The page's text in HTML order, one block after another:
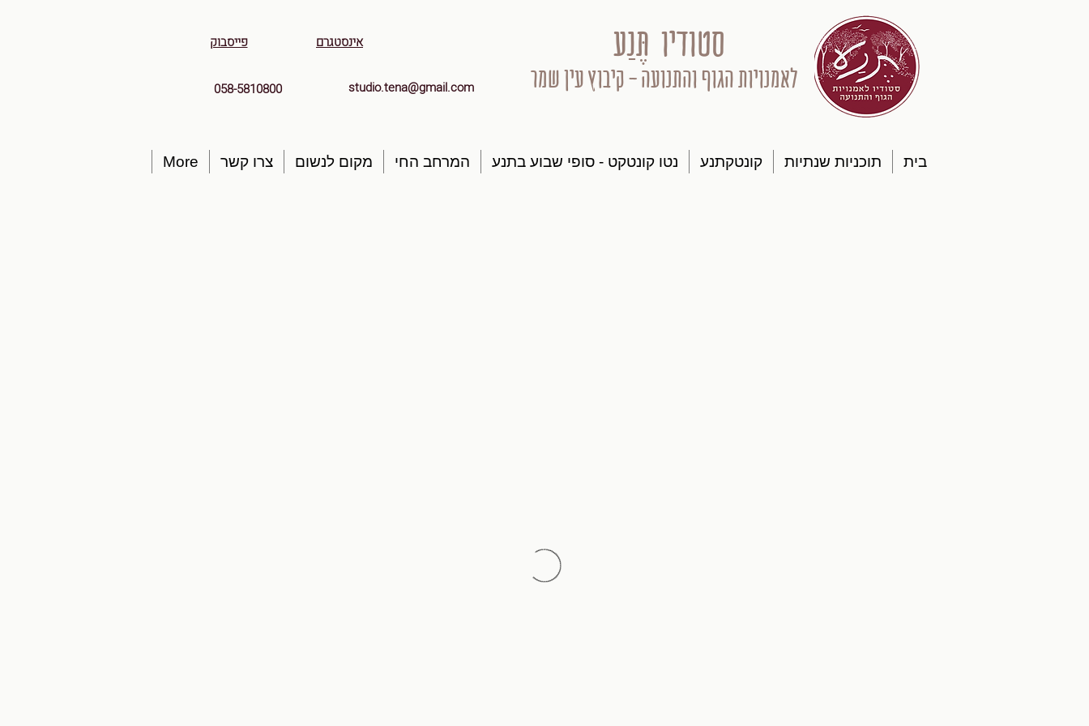
פייסבוק אינסטגרם
058-5810800 studio.tena@gmail.com
סטודיו תֶּנַע
לאמנויות הגוף והתנועה - קיבוץ עין שמר
בית תוכניות שנתיות קונטקתנע נטו קונטקט - סופי שבוע בתנע המרחב החי מקום לנשום צרו קשר More